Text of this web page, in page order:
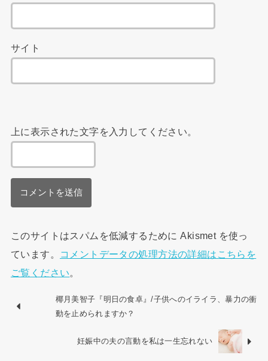
サイト
上に表示された文字を入力してください。
このサイトはスパムを低減するために Akismet を使っ
ています。
コメントデータの処理方法の詳細はこちらを
ご覧ください。
椰月美智子『明日の食卓』/子供へのイライラ、暴力の衝
動を止められますか？
妊娠中の夫の言動を私は一生忘れない